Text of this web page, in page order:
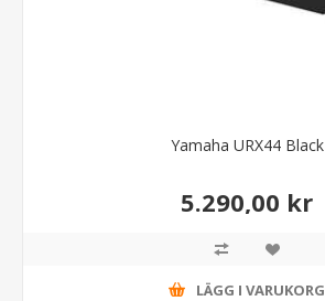
Yamaha URX44 Black
5.290,00 kr
LÄGG I VARUKORG